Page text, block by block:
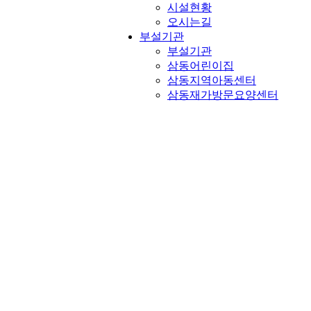
시설현황
오시는길
부설기관
부설기관
삼동어린이집
삼동지역아동센터
삼동재가방문요양센터